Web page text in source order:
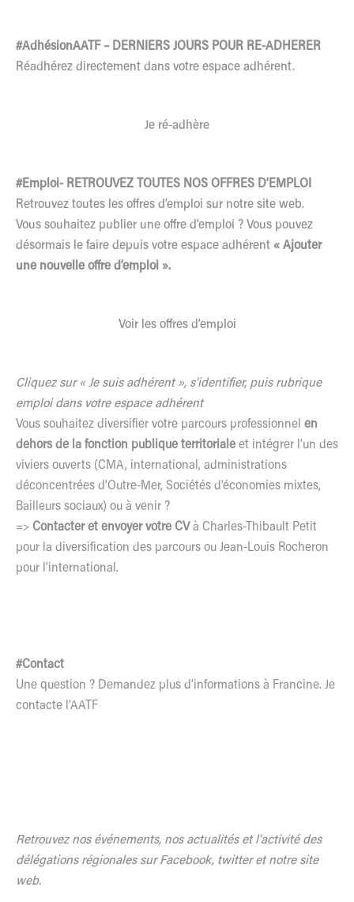
#AdhésionAATF – DERNIERS JOURS POUR RE-ADHERER
Réadhérez directement dans votre espace adhérent.
Je ré-adhère
#Emploi- RETROUVEZ TOUTES NOS OFFRES D’EMPLOI
Retrouvez toutes les offres d’emploi sur notre site web.
Vous souhaitez publier une offre d’emploi ? Vous pouvez
désormais le faire depuis votre espace adhérent « Ajouter
une nouvelle offre d’emploi ».
Voir les offres d’emploi
Cliquez sur « Je suis adhérent », s’identifier, puis rubrique
emploi dans votre espace adhérent
Vous souhaitez diversifier votre parcours professionnel en
dehors de la fonction publique territoriale et intégrer l’un des
viviers ouverts (CMA, international, administrations
déconcentrées d’Outre-Mer, Sociétés d’économies mixtes,
Bailleurs sociaux) ou à venir ?
=> Contacter et envoyer votre CVà Charles-Thibault Petit
pour la diversification des parcours ou Jean-Louis Rocheron
pour l’international.
#Contact
Une question ? Demandez plus d’informations à Francine. Je
contacte l’AATF
Retrouvez nos événements, nos actualités et l’activité des
délégations régionales sur Facebook, twitter et notre site
web.